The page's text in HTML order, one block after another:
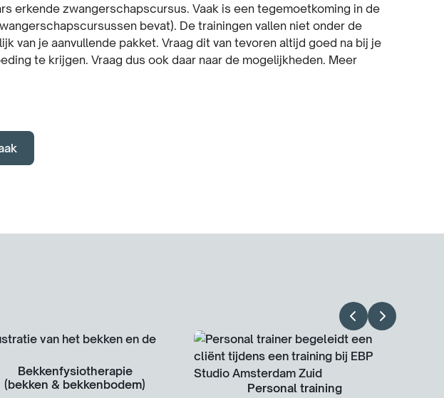
erkende zwangerschapscursus. Vaak is een tegemoetkoming in de
bevat). De trainingen vallen niet onder de
van je aanvullende pakket. Vraag dit van tevoren altijd goed na bij je
te krijgen. Vraag dus ook daar naar de mogelijkheden. Meer
Bekkenfysiotherapie
(bekken & bekkenbodem)
Personal training